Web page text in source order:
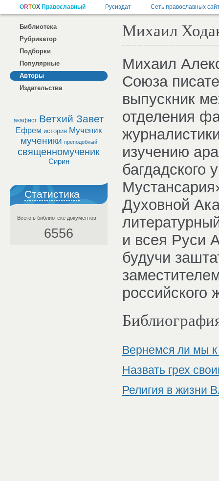
Библиотека
Рубрикатор
Подборки
Популярные
Авторы
Издательства
акафист Ветхий Завет
Ефрем история Мученик
мученики преподобный
священномученик
Сирин
Статистика
Всего в библиотеке документов:
6556
Михаил
Михаил
Союза
выпускник
отделения
изучению
багдадского
Духовной
и всея Руси
будучи
российского
Вернемся ли мы к
Назвать грех
Религия в жизни